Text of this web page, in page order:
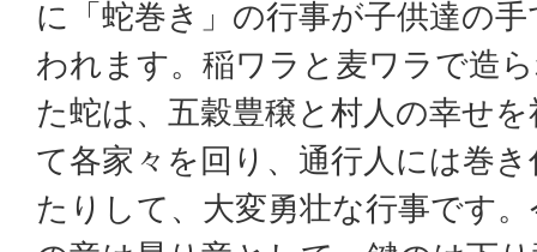
に「蛇巻き」の行事が子供達の手
われます。稲ワラと麦ワラで造
た蛇は、五穀豊穣と村人の幸せを
て各家々を回り、通行人には巻き
たりして、大変勇壮な行事です。